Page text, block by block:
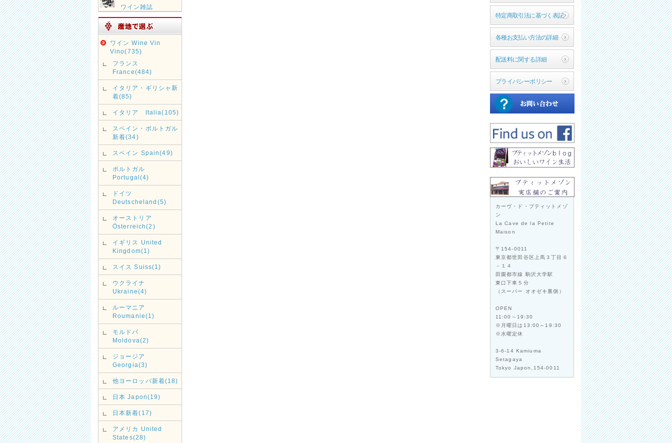
ワイン雑誌
ワイン Wine Vin
Vino(735)
フランス
France(484)
イタリア・ギリシャ新
着(85)
イタリア Italia(105)
スペイン・ポルトガル
新着(34)
スペイン Spain(49)
ポルトガル
Portugal(4)
ドイツ
Deutscheland(5)
オーストリア
Österreich(2)
イギリス United
Kingdom(1)
スイス Suiss(1)
ウクライナ
Ukraine(4)
ルーマニア
Roumanie(1)
モルドバ
Moldova(2)
ジョージア
Georgia(3)
他ヨーロッパ新着(18)
日本 Japon(19)
日本新着(17)
アメリカ United
States(28)
特定商取引法に基づく表記
各種お支払い方法の詳細
配送料に関する詳細
プライバシーポリシー
カーヴ・ド・プティットメゾ
ン
La Cave de la Petite
Maison
〒154-0011
東京都世田谷区上馬３丁目６
－１４
田園都市線 駒沢大学駅
東口下車５分
（スーパー オオゼキ裏側）
OPEN
11:00～19:30
※月曜日は13:00～19:30
※水曜定休
3-6-14 Kamiuma
Setagaya
Tokyo Japon,154-0011